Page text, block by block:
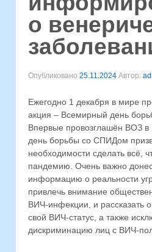
о
Опубликовано 25.11.2024 Автор:
Ежегодно 1 декабря в мире
акция – Всемирный день
Впервые провозглашён ВОЗ в
день борьбы со СПИДом
необходимости сделать всё,
пандемию. Очень важно
информацию о реальности
привлечь внимание
ВИЧ-инфекции, и рассказать
свой ВИЧ-статус, а также
дискриминацию лиц с ВИЧ-